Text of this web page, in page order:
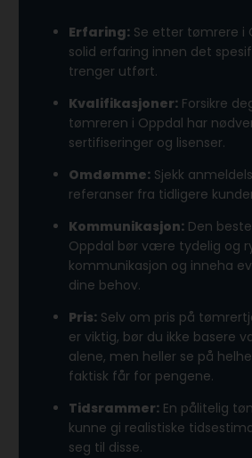
Erfaring: Se etter tømrere i
solid erfaring innen det
trenger utført.
Kvalifikasjoner: Forsikre
tømreren i Oppdal har
sertifiseringer og lisenser.
Omdømme: Sjekk
referanser fra tidligere
Kommunikasjon: Den
Oppdal bør være tydelig og
kommunikasjon og inneha
dine behov.
Pris: Selv om pris på
er viktig, bør du ikke basere
alene, men heller se på
faktisk får for pengene.
Tidsrammer: En pålitelig
kunne gi realistiske
seg til disse.